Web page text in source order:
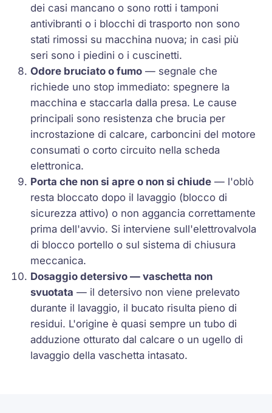
dei casi mancano o sono rotti i tamponi
antivibranti o i blocchi di trasporto non sono
stati rimossi su macchina nuova; in casi più
seri sono i piedini o i cuscinetti.
Odore bruciato o fumo — segnale che
richiede uno stop immediato: spegnere la
macchina e staccarla dalla presa. Le cause
principali sono resistenza che brucia per
incrostazione di calcare, carboncini del motore
consumati o corto circuito nella scheda
elettronica.
Porta che non si apre o non si chiude — l'oblò
resta bloccato dopo il lavaggio (blocco di
sicurezza attivo) o non aggancia correttamente
prima dell'avvio. Si interviene sull'elettrovalvola
di blocco portello o sul sistema di chiusura
meccanica.
Dosaggio detersivo — vaschetta non
svuotata — il detersivo non viene prelevato
durante il lavaggio, il bucato risulta pieno di
residui. L'origine è quasi sempre un tubo di
adduzione otturato dal calcare o un ugello di
lavaggio della vaschetta intasato.